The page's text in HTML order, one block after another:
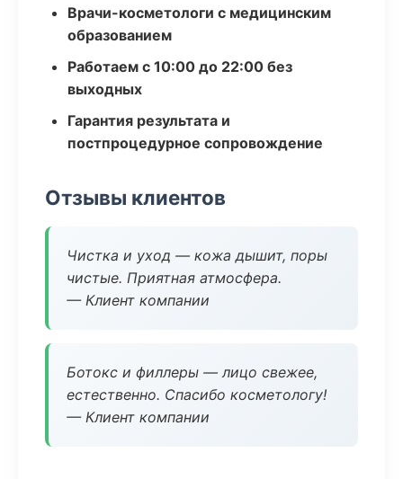
Врачи-косметологи с медицинским
образованием
Работаем с 10:00 до 22:00 без
выходных
Гарантия результата и
постпроцедурное сопровождение
Отзывы клиентов
Чистка и уход — кожа дышит, поры
чистые. Приятная атмосфера.
— Клиент компании
Ботокс и филлеры — лицо свежее,
естественно. Спасибо косметологу!
— Клиент компании